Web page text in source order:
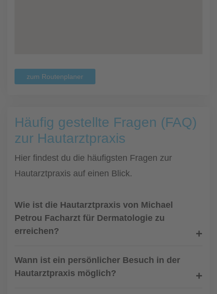
zum Routenplaner
Häufig gestellte Fragen (FAQ)
zur Hautarztpraxis
Hier findest du die häufigsten Fragen zur
Hautarztpraxis auf einen Blick.
Wie ist die Hautarztpraxis von Michael
Petrou Facharzt für Dermatologie zu
erreichen?
Wann ist ein persönlicher Besuch in der
Hautarztpraxis möglich?